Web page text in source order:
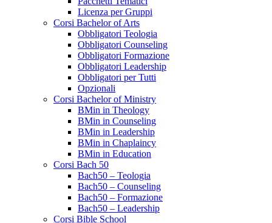
Licenza per Gruppi
Corsi Bachelor of Arts
Obbligatori Teologia
Obbligatori Counseling
Obbligatori Formazione
Obbligatori Leadership
Obbligatori per Tutti
Opzionali
Corsi Bachelor of Ministry
BMin in Theology
BMin in Counseling
BMin in Leadership
BMin in Chaplaincy
BMin in Education
Corsi Bach 50
Bach50 – Teologia
Bach50 – Counseling
Bach50 – Formazione
Bach50 – Leadership
Corsi Bible School